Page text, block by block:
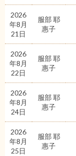
2026
年8月
21日
服部 耶
惠子
2026
年8月
22日
服部 耶
惠子
2026
年8月
24日
服部 耶
惠子
2026
年8月
25日
服部 耶
惠子